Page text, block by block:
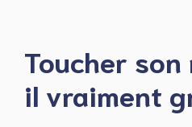
Toucher
il vraiment